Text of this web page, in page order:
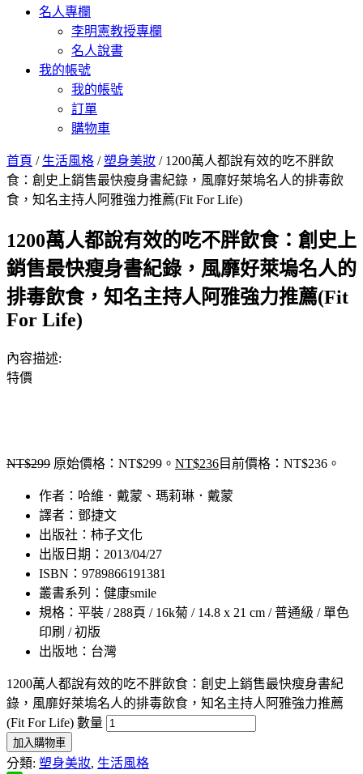
名人專欄
李明憲教授專欄
名人說書
我的帳號
我的帳號
訂單
購物車
首頁 / 生活風格 /塑身美妝 / 1200萬人都說有效的吃不胖飲
食：創史上銷售最快瘦身書紀錄，風靡好萊塢名人的排毒飲
食，知名主持人阿雅強力推薦(Fit For Life)
1200萬人都說有效的吃不胖飲食：創史上
銷售最快瘦身書紀錄，風靡好萊塢名人的
排毒飲食，知名主持人阿雅強力推薦(Fit
For Life)
內容描述:
特價
NT$299 原始價格：NT$299。 NT$236目前價格：NT$236。
作者：哈維．戴蒙、瑪莉琳．戴蒙
譯者：鄧捷文
出版社：柿子文化
出版日期：2013/04/27
ISBN：9789866191381
叢書系列：健康smile
規格：平裝 / 288頁 / 16k菊 / 14.8 x 21 cm / 普通級 / 單色
印刷 / 初版
出版地：台灣
1200萬人都說有效的吃不胖飲食：創史上銷售最快瘦身書紀
錄，風靡好萊塢名人的排毒飲食，知名主持人阿雅強力推薦
(Fit For Life) 數量
加入購物車
分類: 塑身美妝, 生活風格